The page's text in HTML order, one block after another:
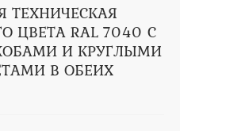
ТЕХНИЧЕСКАЯ
ЦВЕТА RAL 7040 С
И КРУГЛЫМИ
В ОБЕИХ